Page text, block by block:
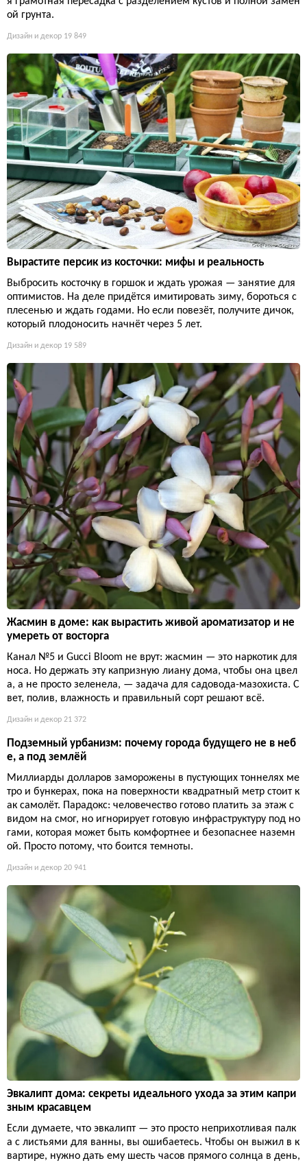
ой грунта.
Дизайн и декор 19 849
Вырастите персик из косточки: мифы и реальность
Выбросить косточку в горшок и ждать урожая — занятие для
оптимистов. На деле придётся имитировать зиму, бороться с
плесенью и ждать годами. Но если повезёт, получите дичок,
который плодоносить начнёт через 5 лет.
Дизайн и декор 19 589
Жасмин в доме: как вырастить живой ароматизатор и не
умереть от восторга
Канал №5 и Gucci Bloom не врут: жасмин — это наркотик для
носа. Но держать эту капризную лиану дома, чтобы она цвел
а, а не просто зеленела, — задача для садовода-мазохиста. С
вет, полив, влажность и правильный сорт решают всё.
Дизайн и декор 21 372
Подземный урбанизм: почему города будущего не в неб
е, а под землёй
Миллиарды долларов заморожены в пустующих тоннелях ме
тро и бункерах, пока на поверхности квадратный метр стоит к
ак самолёт. Парадокс: человечество готово платить за этаж с
видом на смог, но игнорирует готовую инфраструктуру под но
гами, которая может быть комфортнее и безопаснее наземн
ой. Просто потому, что боится темноты.
Дизайн и декор 20 941
Эвкалипт дома: секреты идеального ухода за этим капри
зным красавцем
Если думаете, что эвкалипт — это просто неприхотливая палк
а с листьями для ванны, вы ошибаетесь. Чтобы он выжил в к
вартире, нужно дать ему шесть часов прямого солнца в день,